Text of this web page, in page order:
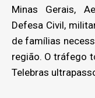
Minas Gerais,
Defesa Civil,
de famílias
região. O tráfego
Telebras